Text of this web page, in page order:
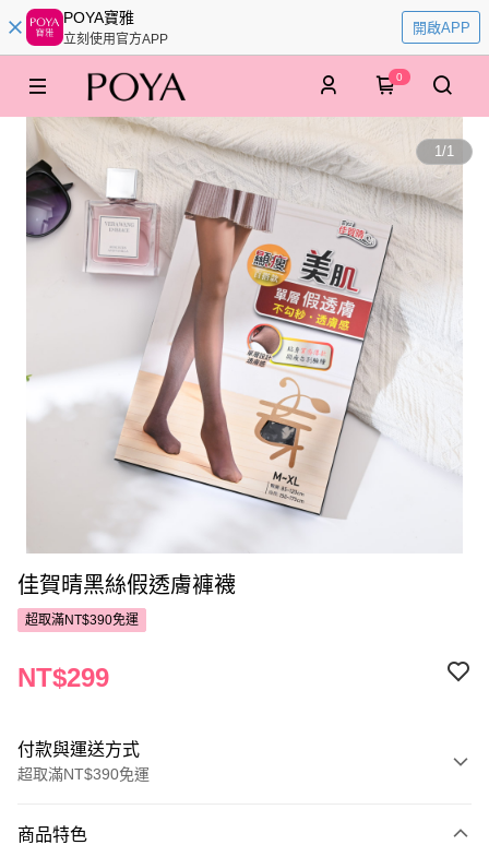
POYA寶雅
立刻使用官方APP
開啟APP
0
1/1
佳賀晴黑絲假透膚褲襪
超取滿NT$390免運
NT$299
付款與運送方式
超取滿NT$390免運
POYA支付
商品特色